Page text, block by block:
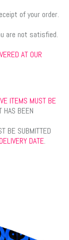
of your order.
are not satisfied.
AT OUR
ITEMS MUST BE
HAS BEEN
BE SUBMITTED
DATE.